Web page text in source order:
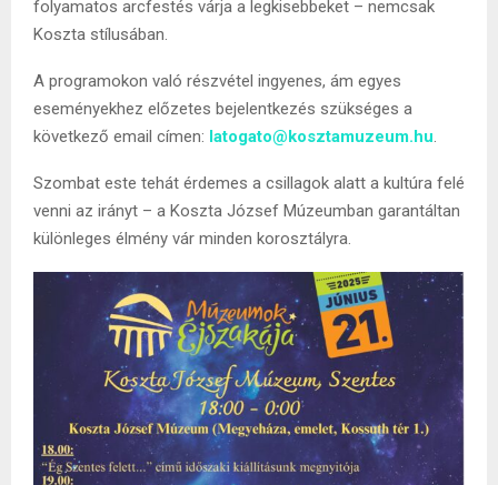
folyamatos arcfestés várja a legkisebbeket – nemcsak
Koszta stílusában.
A programokon való részvétel ingyenes, ám egyes
eseményekhez előzetes bejelentkezés szükséges a
következő email címen: latogato@kosztamuzeum.hu.
Szombat este tehát érdemes a csillagok alatt a kultúra felé
venni az irányt – a Koszta József Múzeumban garantáltan
különleges élmény vár minden korosztályra.